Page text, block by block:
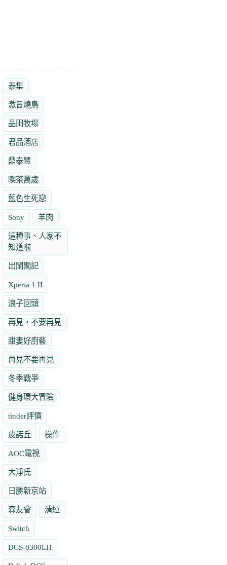
泰集
激旨燒鳥
品田牧場
君品酒店
鼎泰豐
喫茶萬歲
藍色生死戀
Sony 羊肉
這種事、人家不
知道啦
出閨閣記
Xperia 1 II
浪子回頭
再見，不要再見
甜妻好廚藝
再見不要再見
冬季戰爭
健身環大冒險
tinder評價
皮諾丘 操作
AOC電視
大淨氏
日勝新京站
森友會 清運
Switch
DCS-8300LH